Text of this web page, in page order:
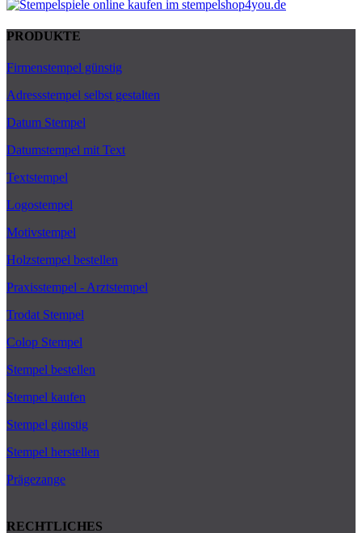
PRODUKTE
Firmenstempel günstig
Adressstempel selbst gestalten
Datum Stempel
Datumstempel mit Text
Textstempel
Logostempel
Motivstempel
Holzstempel bestellen
Praxisstempel - Arztstempel
Trodat Stempel
Colop Stempel
Stempel bestellen
Stempel kaufen
Stempel günstig
Stempel herstellen
Prägezange
RECHTLICHES